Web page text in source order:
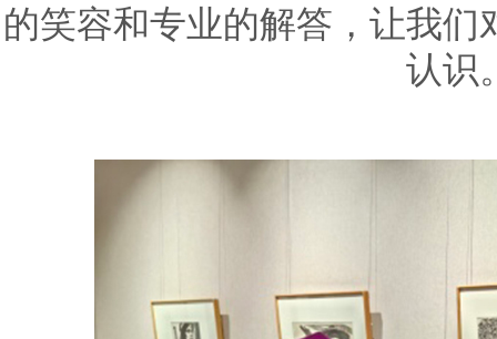
的笑容和专业的解答，让我
认识